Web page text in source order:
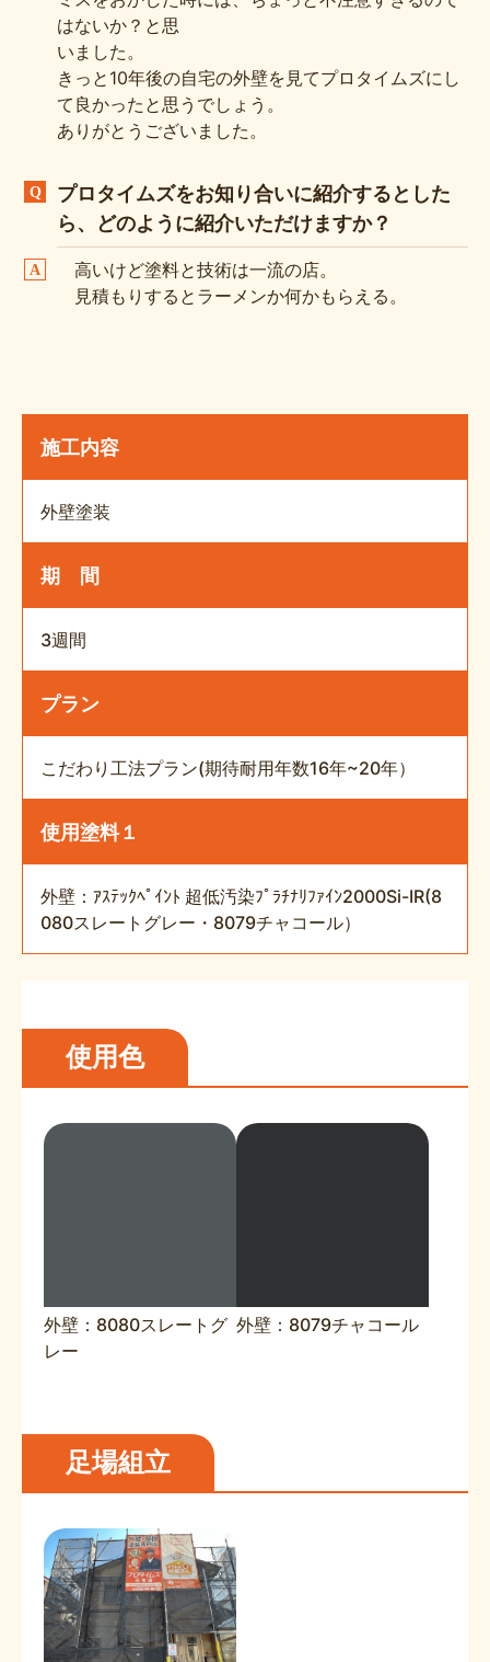
はないか？と思
いました。
きっと10年後の自宅の外壁を見てプロタイムズにし
て良かったと思うでしょう。
ありがとうございました。
プロタイムズをお知り合いに紹介するとした
ら、どのように紹介いただけますか？
高いけど塗料と技術は一流の店。
見積もりするとラーメンか何かもらえる。
施工内容
外壁塗装
期 間
3週間
プラン
こだわり工法プラン(期待耐用年数16年~20年）
使用塗料１
外壁：ｱｽﾃｯｸﾍﾟｲﾝﾄ 超低汚染ﾌﾟﾗﾁﾅﾘﾌｧｲﾝ2000Si-IR(8
080スレートグレー・8079チャコール）
使用色
外壁：8080スレートグ
レー
外壁：8079チャコール
足場組立